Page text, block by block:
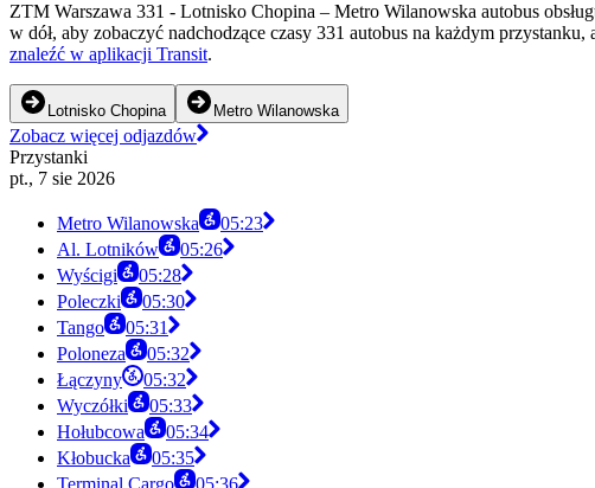
ZTM Warszawa 331 - Lotnisko Chopina – Metro Wilanowska autobus
w dół, aby zobaczyć nadchodzące czasy 331 autobus na każdym
znaleźć w aplikacji Transit.
Lotnisko Chopina Metro Wilanowska
Zobacz więcej odjazdów
Przystanki
pt., 7 sie 2026
Metro Wilanowska
05:23
Al. Lotników
05:26
Wyścigi
05:28
Poleczki
05:30
Tango
05:31
Poloneza
05:32
Łączyny
05:32
Wyczółki
05:33
Hołubcowa
05:34
Kłobucka
05:35